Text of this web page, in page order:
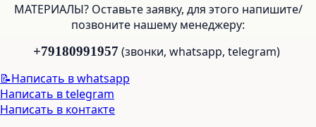
МАТЕРИАЛЫ? Оставьте заявку, для этого напишите/
позвоните нашему менеджеру:
+79180991957 (звонки, whatsapp, telegram)
📝Написать в whatsapp
Написать в telegram
Написать в контакте